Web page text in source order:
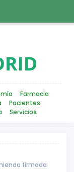
Farmacia
Pacientes
Servicios
firmada